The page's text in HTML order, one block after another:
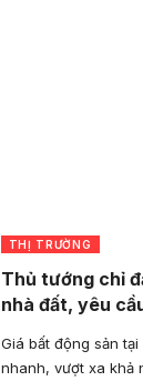
THỊ TRƯỜNG
Thủ tướng chỉ
nhà đất, yêu
Giá bất động sản
nhanh, vượt xa khả